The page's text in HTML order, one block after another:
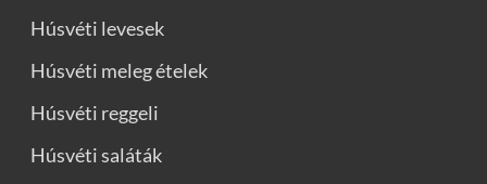
Húsvéti levesek
Húsvéti meleg ételek
Húsvéti reggeli
Húsvéti saláták